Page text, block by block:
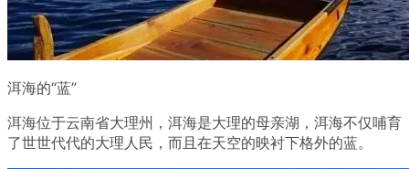
洱海的“蓝”
洱海位于云南省大理州，洱海是大理的母亲湖，洱海不仅哺育
了世世代代的大理人民，而且在天空的映衬下格外的蓝。